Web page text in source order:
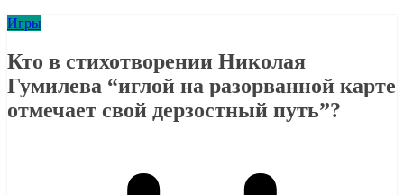
Игры
Кто в стихотворении Николая
Гумилева “иглой на разорванной карте
отмечает свой дерзостный путь”?